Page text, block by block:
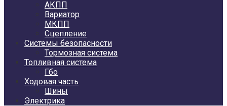
АКПП
Вариатор
МКПП
Сцепление
Системы безопасности
Тормозная система
Топливная система
Гбо
Ходовая часть
Шины
Электрика